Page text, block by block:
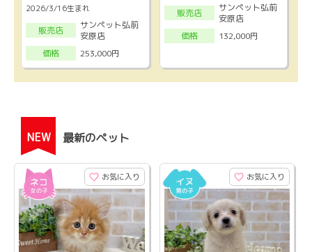
2026/3/16生まれ
販売店
サンペット弘前
安原店
価格
253,000円
販売店
サンペット弘前
安原店
価格
132,000円
NEW 最新のペット
お気に入り お気に入り